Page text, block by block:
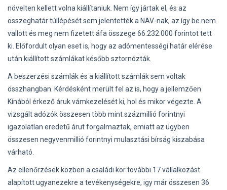
növelten kellett volna kiállítaniuk. Nem így jártak el, és az
összeghatár túllépését sem jelentették a NAV-nak, az így be nem
vallott és meg nem fizetett áfa összege 66.232.000 forintot tett
ki. Előfordult olyan eset is, hogy az adómentességi határ elérése
után kiállított számlákat később sztornózták.
A beszerzési számlák és a kiállított számlák sem voltak
összhangban. Kérdésként merült fel az is, hogy a jellemzően
Kínából érkező áruk vámkezelését ki, hol és mikor végezte. A
vizsgált adózók összesen több mint százmillió forintnyi
igazolatlan eredetű árut forgalmaztak, emiatt az ügyben
összesen negyvenmillió forintnyi mulasztási bírság kiszabása
várható.
Az ellenőrzések közben a családi kör további 17 vállalkozást
alapított ugyanezekre a tevékenységekre, igy már összesen 36